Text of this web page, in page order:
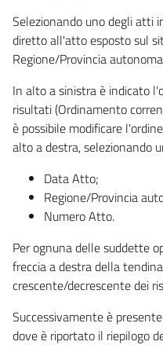
Selezionando uno degli atti
diretto all'atto esposto sul
Regione/Provincia
In alto a sinistra è indicato
risultati (Ordinamento
è possibile modificare
alto a destra, selezionando
Data Atto;
Regione/Provincia
Numero Atto.
Per ognuna delle suddette
freccia a destra della
crescente/decrescente dei
Successivamente è
dove è riportato il riepilogo